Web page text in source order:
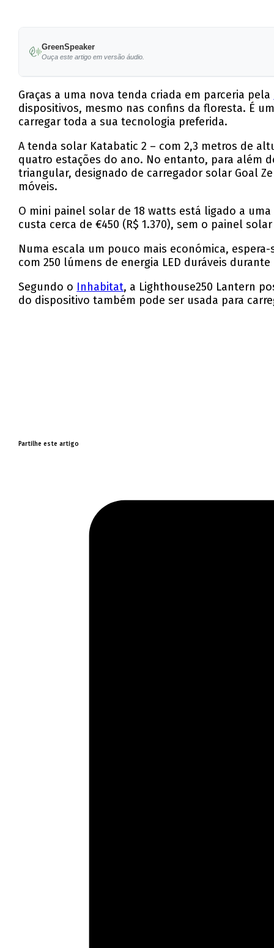
GreenSpeaker
Ouça este artigo em versão áudio.
Graças a uma nova tenda criada em parceria pela
dispositivos, mesmo nas confins da floresta. É
carregar toda a sua tecnologia preferida.
A tenda solar Katabatic 2 – com 2,3 metros de
quatro estações do ano. No entanto, para além
triangular, designado de carregador solar Goal
móveis.
O mini painel solar de 18 watts está ligado a
custa cerca de €450 (R$ 1.370), sem o painel
Numa escala um pouco mais económica,
com 250 lúmens de energia LED duráveis
Segundo o Inhabitat, a Lighthouse250 Lantern
do dispositivo também pode ser usada para
Partilhe este artigo